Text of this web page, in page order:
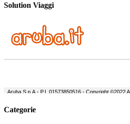
Solution Viaggi
Categorie